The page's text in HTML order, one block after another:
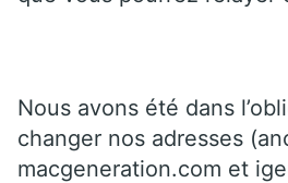
Nous avons été dans
changer nos adresses
macgeneration.com et